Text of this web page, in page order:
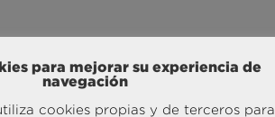
para mejorar su experiencia de
navegación
cookies propias y de terceros para